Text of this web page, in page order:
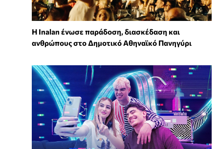
Η Inalan ένωσε παράδοση, διασκέδαση και
ανθρώπους στο Δημοτικό Αθηναϊκό Πανηγύρι